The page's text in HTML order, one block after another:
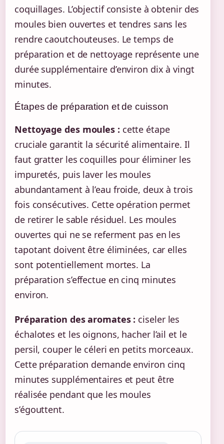
coquillages. L’objectif consiste à obtenir des
moules bien ouvertes et tendres sans les
rendre caoutchouteuses. Le temps de
préparation et de nettoyage représente une
durée supplémentaire d’environ dix à vingt
minutes.
Étapes de préparation et de cuisson
Nettoyage des moules : cette étape
cruciale garantit la sécurité alimentaire. Il
faut gratter les coquilles pour éliminer les
impuretés, puis laver les moules
abundantament à l’eau froide, deux à trois
fois consécutives. Cette opération permet
de retirer le sable résiduel. Les moules
ouvertes qui ne se referment pas en les
tapotant doivent être éliminées, car elles
sont potentiellement mortes. La
préparation s’effectue en cinq minutes
environ.
Préparation des aromates : ciseler les
échalotes et les oignons, hacher l’ail et le
persil, couper le céleri en petits morceaux.
Cette préparation demande environ cinq
minutes supplémentaires et peut être
réalisée pendant que les moules
s’égouttent.